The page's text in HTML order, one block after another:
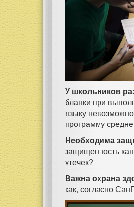
У школьников
бланки при
языку
программу
Необходима
защищенность
утечек?
Важна охрана
как, согласно